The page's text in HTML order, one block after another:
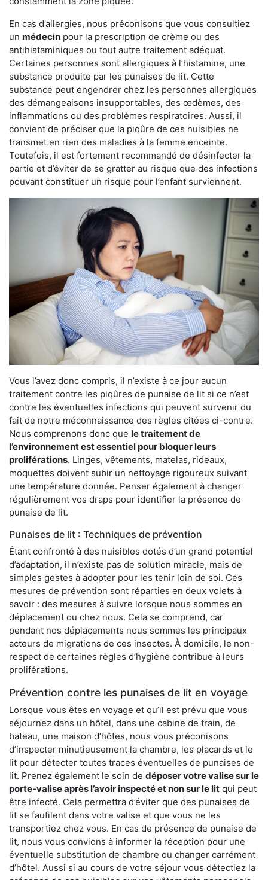
En cas d’allergies, nous préconisons que vous consultiez
un médecin pour la prescription de crème ou des
antihistaminiques ou tout autre traitement adéquat.
Certaines personnes sont allergiques à l’histamine, une
substance produite par les punaises de lit. Cette
substance peut engendrer chez les personnes allergiques
des démangeaisons insupportables, des œdèmes, des
inflammations ou des problèmes respiratoires. Aussi, il
convient de préciser que la piqûre de ces nuisibles ne
transmet en rien des maladies à la femme enceinte.
Toutefois, il est fortement recommandé de désinfecter la
partie et d’éviter de se gratter au risque que des infections
pouvant constituer un risque pour l’enfant surviennent.
Vous l’avez donc compris, il n’existe à ce jour aucun
traitement contre les piqûres de punaise de lit si ce n’est
contre les éventuelles infections qui peuvent survenir du
fait de notre méconnaissance des règles citées ci-contre.
Nous comprenons donc que le traitement de
l’environnement est essentiel pour bloquer leurs
proliférations. Linges, vêtements, matelas, rideaux,
moquettes doivent subir un nettoyage rigoureux suivant
une température donnée. Penser également à changer
régulièrement vos draps pour identifier la présence de
punaise de lit.
Punaises de lit : Techniques de prévention
Étant confronté à des nuisibles dotés d’un grand potentiel
d’adaptation, il n’existe pas de solution miracle, mais de
simples gestes à adopter pour les tenir loin de soi. Ces
mesures de prévention sont réparties en deux volets à
savoir : des mesures à suivre lorsque nous sommes en
déplacement ou chez nous. Cela se comprend, car
pendant nos déplacements nous sommes les principaux
acteurs de migrations de ces insectes. À domicile, le non-
respect de certaines règles d’hygiène contribue à leurs
proliférations.
Prévention contre les punaises de lit en voyage
Lorsque vous êtes en voyage et qu’il est prévu que vous
séjournez dans un hôtel, dans une cabine de train, de
bateau, une maison d’hôtes, nous vous préconisons
d’inspecter minutieusement la chambre, les placards et le
lit pour détecter toutes traces éventuelles de punaises de
lit. Prenez également le soin de déposer votre valise sur le
porte-valise après l’avoir inspecté et non sur le lit qui peut
être infecté. Cela permettra d’éviter que des punaises de
lit se faufilent dans votre valise et que vous ne les
transportiez chez vous. En cas de présence de punaise de
lit, nous vous convions à informer la réception pour une
éventuelle substitution de chambre ou changer carrément
d’hôtel. Aussi si au cours de votre séjour vous détectiez la